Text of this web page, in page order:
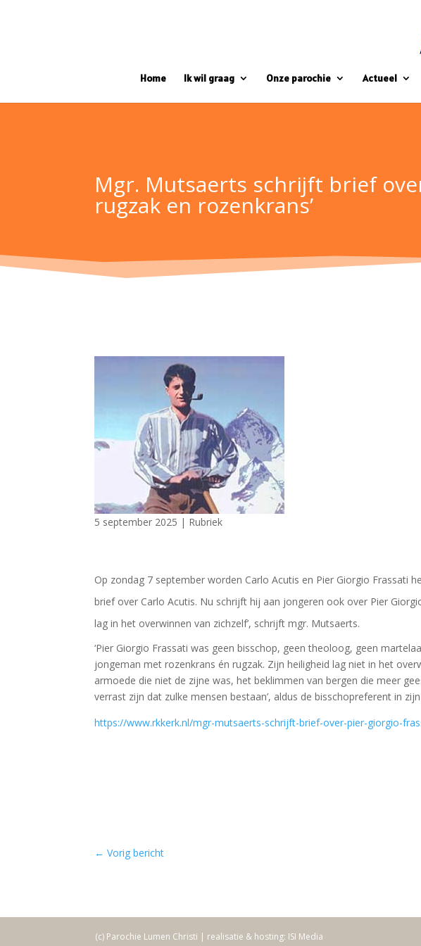
Home Ik wil graag Onze parochie Actueel
Mgr. Mutsaerts schrijft brief
rugzak en rozenkrans’
5 september 2025 | Rubriek
Op zondag 7 september worden Carlo Acutis en Pier Giorgio Frassati
brief over Carlo Acutis. Nu schrijft hij aan jongeren ook over Pier
lag in het overwinnen van zichzelf’, schrijft mgr. Mutsaerts.
‘Pier Giorgio Frassati was geen bisschop, geen theoloog, geen
jongeman met rozenkrans én rugzak. Zijn heiligheid lag niet in het
armoede die niet de zijne was, het beklimmen van bergen die meer
verrast zijn dat zulke mensen bestaan’, aldus de bisschopreferent in
https://www.rkkerk.nl/mgr-mutsaerts-schrijft-brief-over-pier-giorgio-
←Vorig bericht
(c) Parochie Lumen Christi | realisatie & hosting: ISI Media